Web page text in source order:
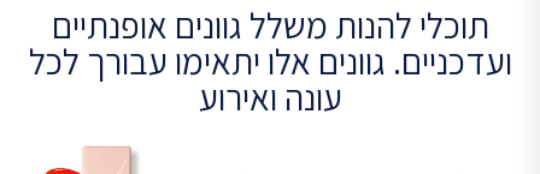
תוכלי להנות משלל גוונים אופנתיים
ועדכניים. גוונים אלו יתאימו עבורך לכל
עונה ואירוע